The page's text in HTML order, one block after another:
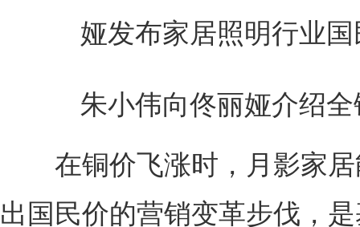
娅发布家居照明行业
朱小伟向佟丽娅介绍全
在铜价飞涨时，月影家居
出国民价的营销变革步伐，